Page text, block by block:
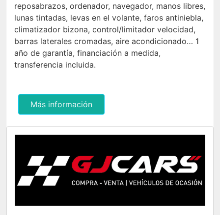
reposabrazos, ordenador, navegador, manos libres,
lunas tintadas, levas en el volante, faros antiniebla,
climatizador bizona, control/limitador velocidad,
barras laterales cromadas, aire acondicionado… 1
año de garantía, financiación a medida,
transferencia incluida.
Más información